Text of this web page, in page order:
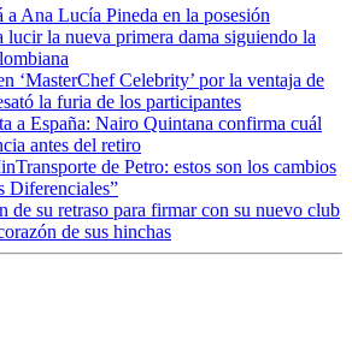
a Ana Lucía Pineda en la posesión
lucir la nueva primera dama siguiendo la
‘MasterChef Celebrity’ por la ventaja de
la furia de los participantes
a España: Nairo Quintana confirma cuál
antes del retiro
de Petro: estos son los cambios
Diferenciales”
de su retraso para firmar con su nuevo club
de sus hinchas